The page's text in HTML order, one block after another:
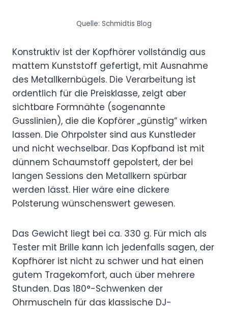
Quelle: Schmidtis Blog
Konstruktiv ist der Kopfhörer vollständig aus
mattem Kunststoff gefertigt, mit Ausnahme
des Metallkernbügels. Die Verarbeitung ist
ordentlich für die Preisklasse, zeigt aber
sichtbare Formnähte (sogenannte
Gusslinien), die die Kopförer „günstig“ wirken
lassen. Die Ohrpolster sind aus Kunstleder
und nicht wechselbar. Das Kopfband ist mit
dünnem Schaumstoff gepolstert, der bei
langen Sessions den Metallkern spürbar
werden lässt. Hier wäre eine dickere
Polsterung wünschenswert gewesen.
Das Gewicht liegt bei ca. 330 g. Für mich als
Tester mit Brille kann ich jedenfalls sagen, der
Kopfhörer ist nicht zu schwer und hat einen
gutem Tragekomfort, auch über mehrere
Stunden. Das 180°-Schwenken der
Ohrmuscheln für das klassische DJ-